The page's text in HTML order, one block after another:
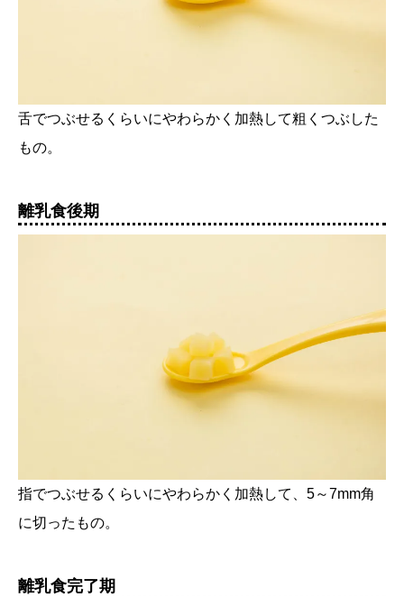
舌でつぶせるくらいにやわらかく加熱して粗くつぶした
もの。
離乳食後期
指でつぶせるくらいにやわらかく加熱して、5～7mm角
に切ったもの。
離乳食完了期